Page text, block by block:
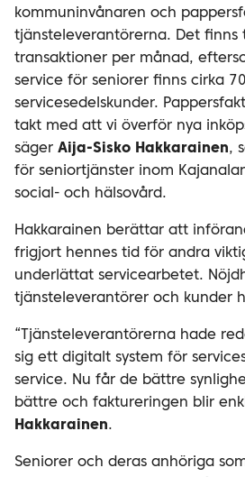
kommuninvånaren och
tjänsteleverantörerna. Det finns
transaktioner per månad,
service för seniorer finns cirka
servicesedelskunder.
takt med att vi överför nya
säger Aija-Sisko Hakkarainen,
för seniortjänster inom
social- och hälsovård.
Hakkarainen berättar att
frigjort hennes tid för andra
underlättat servicearbetet.
tjänsteleverantörer och kunder
“Tjänsteleverantörerna hade
sig ett digitalt system för
service. Nu får de bättre
bättre och faktureringen blir
Hakkarainen.
Seniorer och deras anhöriga